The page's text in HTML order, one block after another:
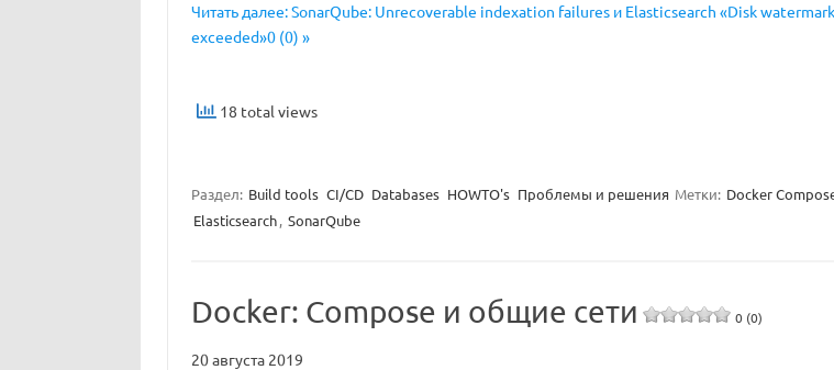
Читать далее: SonarQube: Unrecoverable indexation failures и Elasticsearch «Disk watermark
exceeded»0 (0) »
18 total views
Раздел: Build tools CI/CD Databases HOWTO's Проблемы и решения Метки: Docker
Elasticsearch, SonarQube
Docker: Compose и общие сети 0 (0)
20 августа 2019